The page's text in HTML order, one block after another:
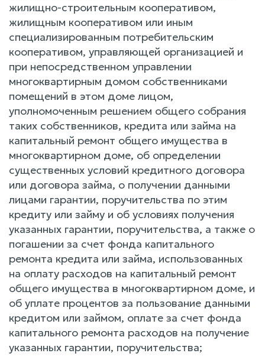
жилищно-строительным кооперативом,
жилищным кооперативом или иным
специализированным потребительским
кооперативом, управляющей организацией и
при непосредственном управлении
многоквартирным домом собственниками
помещений в этом доме лицом,
уполномоченным решением общего собрания
таких собственников, кредита или займа на
капитальный ремонт общего имущества в
многоквартирном доме, об определении
существенных условий кредитного договора
или договора займа, о получении данными
лицами гарантии, поручительства по этим
кредиту или займу и об условиях получения
указанных гарантии, поручительства, а также о
погашении за счет фонда капитального
ремонта кредита или займа, использованных
на оплату расходов на капитальный ремонт
общего имущества в многоквартирном доме, и
об уплате процентов за пользование данными
кредитом или займом, оплате за счет фонда
капитального ремонта расходов на получение
указанных гарантии, поручительства;